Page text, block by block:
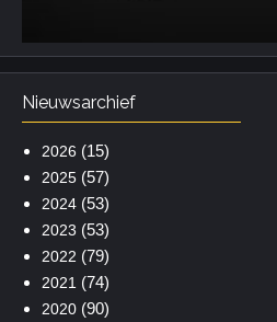
Nieuwsarchief
2026 (15)
2025(57)
2024(53)
2023 (53)
2022 (79)
2021 (74)
2020(90)